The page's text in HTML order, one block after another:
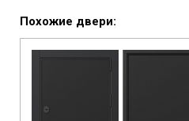
Похожие двери: